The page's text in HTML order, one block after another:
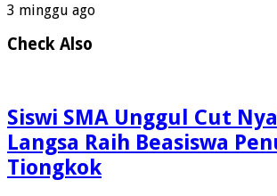
3 minggu ago
Check Also
Siswi SMA Unggul Cut
Langsa Raih Beasiswa
Tiongkok